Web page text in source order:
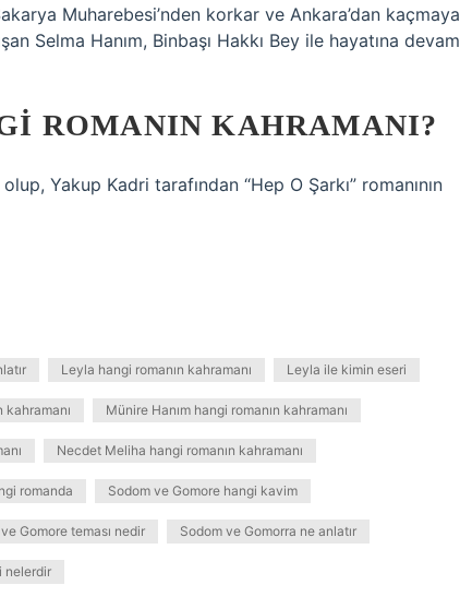
Muharebesi’nden korkar ve Ankara’dan kaçmaya
Selma Hanım, Binbaşı Hakkı Bey ile hayatına devam
ROMANIN KAHRAMANI?
Yakup Kadri tarafından “Hep O Şarkı” romanının
Leyla hangi romanın kahramanı Leyla ile kimin eseri
kahramanı Münire Hanım hangi romanın kahramanı
Necdet Meliha hangi romanın kahramanı
romanda Sodom ve Gomore hangi kavim
Gomore teması nedir Sodom ve Gomorra ne anlatır
nelerdir